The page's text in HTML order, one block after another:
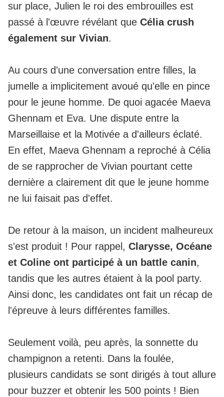
sur place, Julien le roi des embrouilles est
passé à l'œuvre révélant que Célia crush
également sur Vivian.
Au cours d'une conversation entre filles, la
jumelle a implicitement avoué qu'elle en pince
pour le jeune homme. De quoi agacée Maeva
Ghennam et Eva. Une dispute entre la
Marseillaise et la Motivée a d'ailleurs éclaté.
En effet, Maeva Ghennam a reproché à Célia
de se rapprocher de Vivian pourtant cette
dernière a clairement dit que le jeune homme
ne lui faisait pas d'effet.
De retour à la maison, un incident malheureux
s'est produit ! Pour rappel, Clarysse, Océane
et Coline ont participé à un battle canin,
tandis que les autres étaient à la pool party.
Ainsi donc, les candidates ont fait un récap de
l'épreuve à leurs différentes familles.
Seulement voilà, peu après, la sonnette du
champignon a retenti. Dans la foulée,
plusieurs candidats se sont dirigés à tout allure
pour buzzer et obtenir les 500 points ! Bien